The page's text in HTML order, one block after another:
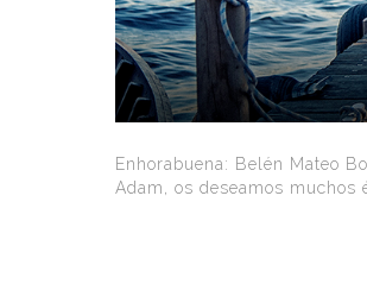
Enhorabuena: Belén Mateo
Adam, os deseamos muchos